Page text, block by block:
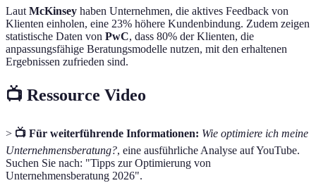
Laut McKinsey haben Unternehmen, die aktives Feedback von
Klienten einholen, eine 23% höhere Kundenbindung. Zudem zeigen
statistische Daten von PwC, dass 80% der Klienten, die
anpassungsfähige Beratungsmodelle nutzen, mit den erhaltenen
Ergebnissen zufrieden sind.
📺 Ressource Video
> 📺 Für weiterführende Informationen: Wie optimiere ich meine
Unternehmensberatung?, eine ausführliche Analyse auf YouTube.
Suchen Sie nach: "Tipps zur Optimierung von
Unternehmensberatung 2026".